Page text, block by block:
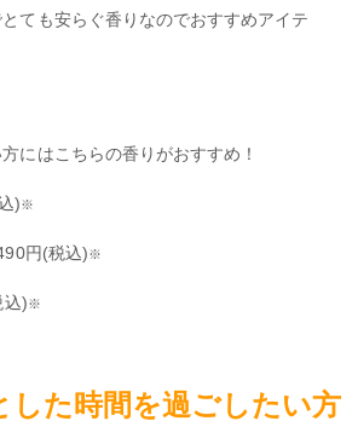
ても安らぐ香りなのでおすすめアイテ
にはこちらの香りがおすすめ！
)※
円(税込)※
込)※
した時間を過ごしたい方